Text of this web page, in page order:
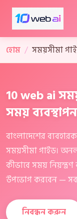
হোম সময়সীমা
10 web ai
সময়
বাংলাদেশের
সময়সীমা গাইড।
কীভাবে সময়
উপভোগ করবেন —
নিবন্ধন করুন